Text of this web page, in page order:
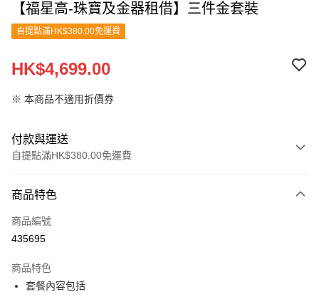
【福星高-珠寶及金器租借】三件金套裝
自提點滿HK$380.00免運費
HK$4,699.00
※ 本商品不適用折價券
付款與運送
自提點滿HK$380.00免運費
信用卡
Apple Pay
AlipayHK
商品特色
商品編號
435695
商品特色
套餐內容包括